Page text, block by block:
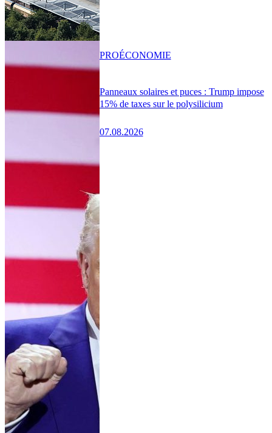
Panneaux solaires et puces : Trump impose
15% de taxes sur le polysilicium
07.08.2026
PROÉCONOMIE